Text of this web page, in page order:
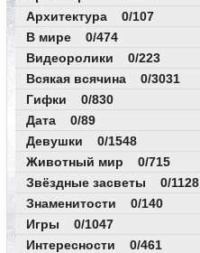
Архитектура 0/107
В мире 0/474
Видеоролики 0/223
Всякая всячина 0/3031
Гифки 0/830
Дата 0/89
Девушки 0/1548
Животный мир 0/715
Звёздные засветы 0/1128
Знаменитости 0/140
Игры 0/1047
Интересности 0/461